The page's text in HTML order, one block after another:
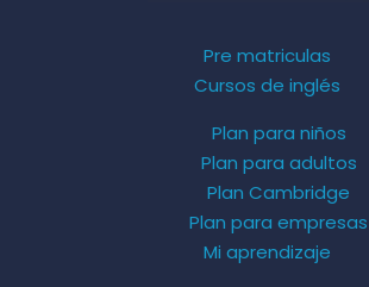
Pre matriculas
Cursos de inglés
Plan para niños
Plan para adultos
Plan Cambridge
Plan para empresas
Mi aprendizaje